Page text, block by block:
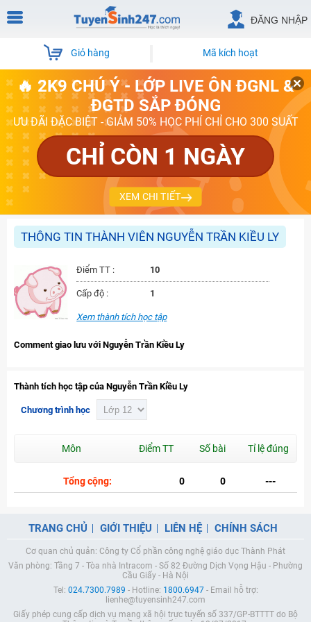
ĐĂNG NHẬP
Giỏ hàng Mã kích hoạt
🔥 2K9 CHÚ Ý - LỚP LIVE ÔN ĐGNL &
ĐGTD SẮP ĐÓNG
ƯU ĐÃI ĐẶC BIỆT - GIẢM 50% HỌC PHÍ CHỈ CHO 300 SUẤT
CHỈ CÒN 1 NGÀY
XEM CHI TIẾT
THÔNG TIN THÀNH VIÊN NGUYỄN TRẦN KIỀU LY
Điểm TT : 10
Cấp độ : 1
Xem thành tích học tập
Comment giao lưu với Nguyễn Trần Kiều Ly
Thành tích học tập của Nguyễn Trần Kiều Ly
Chương trình học
Môn Điểm TT Số bài Tỉ lệ đúng
Tổng cộng: 0 0 ---
TRANG CHỦ GIỚI THIỆU LIÊN HỆ CHÍNH SÁCH
Cơ quan chủ quản: Công ty Cổ phần công nghệ giáo dục Thành Phát
Văn phòng: Tầng 7 - Tòa nhà Intracom - Số 82 Đường Dịch Vọng Hậu - Phường
Cầu Giấy - Hà Nội
Tel: 024.7300.7989 - Hotline: 1800.6947- Email hỗ trợ:
lienhe@tuyensinh247.com
Giấy phép cung cấp dịch vụ mạng xã hội trực tuyến số 337/GP-BTTTT do Bộ